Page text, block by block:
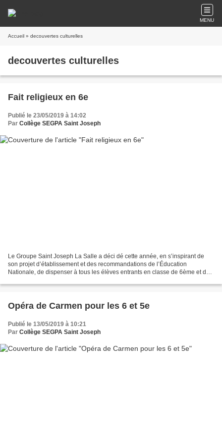
MENU
Accueil » decouvertes culturelles
decouvertes culturelles
Fait religieux en 6e
Publié le 23/05/2019 à 14:02
Par Collège SEGPA Saint Joseph
Le Groupe Saint Joseph La Salle a déci dé cette année, en s’inspirant de
son projet d’établissement et des recommandations de l’Éducation
Nationale, de dispenser à tous les élèves entrants en classe de 6ème et de
Opéra de Carmen pour les 6 et 5e
Publié le 13/05/2019 à 10:21
Par Collège SEGPA Saint Joseph